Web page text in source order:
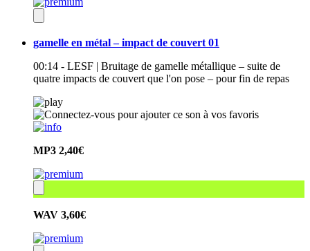
gamelle en métal – impact de couvert 01
00:14 - LESF | Bruitage de gamelle métallique – suite de
quatre impacts de couvert que l'on pose – pour fin de repas
MP3 2,40€
WAV 3,60€